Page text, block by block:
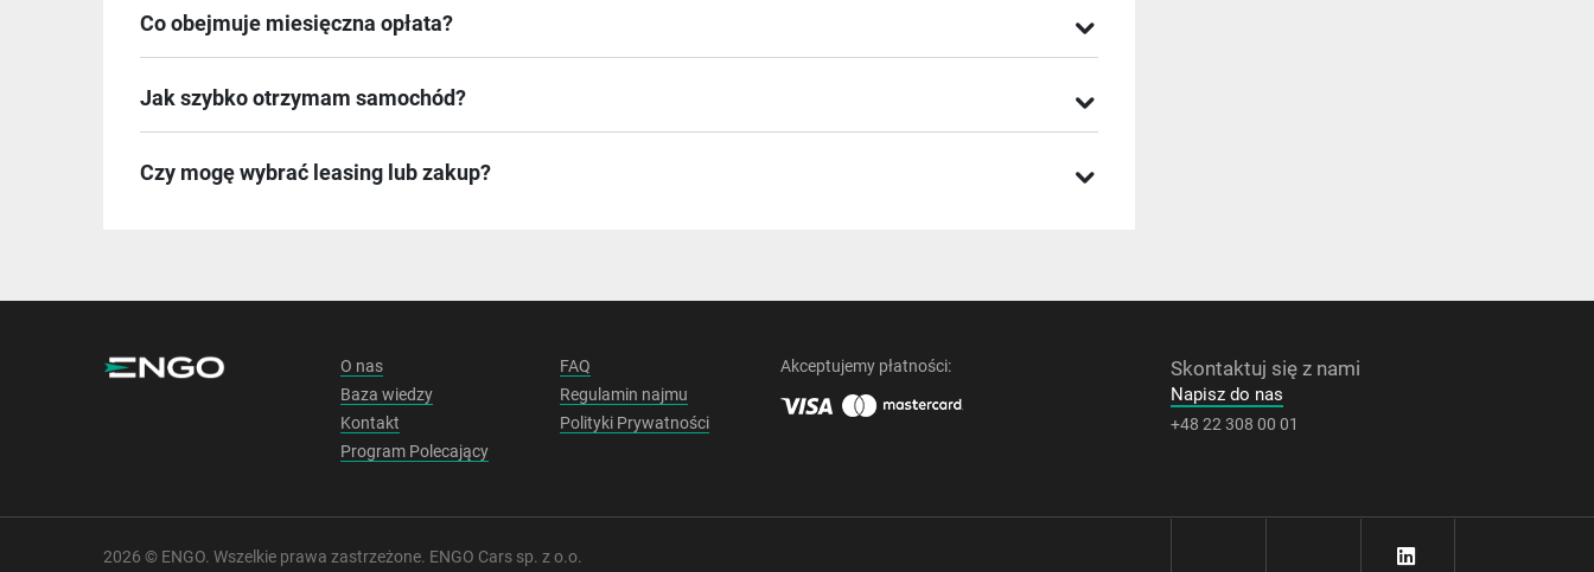
Co obejmuje miesięczna opłata?
Jak szybko otrzymam samochód?
Czy mogę wybrać leasing lub zakup?
O nas
Baza wiedzy
Kontakt
Program Polecający
FAQ
Regulamin najmu
Polityki Prywatności
Akceptujemy płatności: Skontaktuj się z nami
Napisz do nas
+48 22 308 00 01
2026 © ENGO. Wszelkie prawa zastrzeżone. ENGO Cars sp. z o.o.